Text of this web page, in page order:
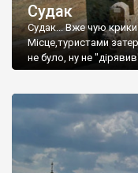
Судак
Судак... Вже чую
Місце,туристами
не було, ну не